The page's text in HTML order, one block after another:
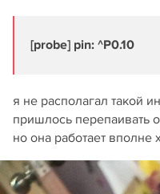
[probe] pin: ^P0.10
я не располагал такой
пришлось перепаивать
но она работает вполне